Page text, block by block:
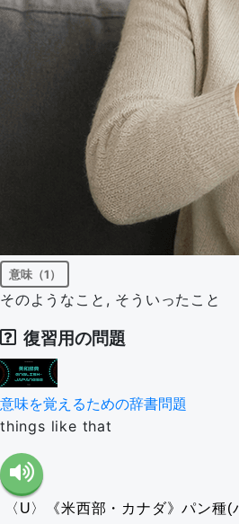
意味（1）
そのようなこと, そういったこと
復習用の問題
意味を覚えるための辞書問題
things like that
〈U〉《米西部・カナダ》パン種